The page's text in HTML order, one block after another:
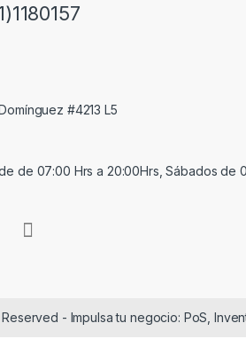
#4213 L5
de 07:00 Hrs a 20:00Hrs, Sábados de
Reserved - Impulsa tu negocio: PoS,